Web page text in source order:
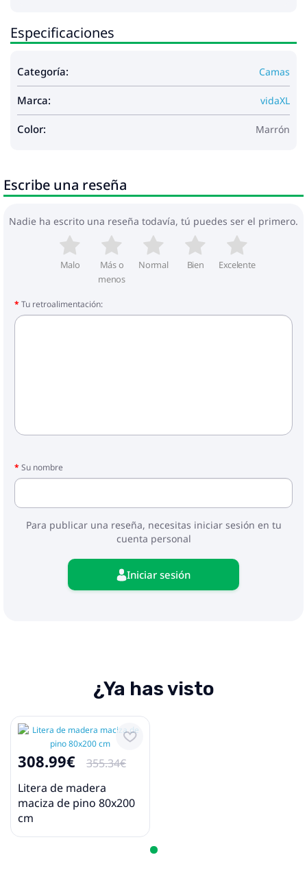
Especificaciones
Categoría: Camas
Marca: vidaXL
Color: Marrón
Escribe una reseña
Nadie ha escrito una reseña todavía, tú puedes ser el primero.
Malo
Más o
menos
Normal Bien Excelente
Tu retroalimentación:
Su nombre
Para publicar una reseña, necesitas iniciar sesión en tu
cuenta personal
Iniciar sesión
¿Ya has visto
308.99€
355.34€
Litera de madera
maciza de pino 80x200
cm